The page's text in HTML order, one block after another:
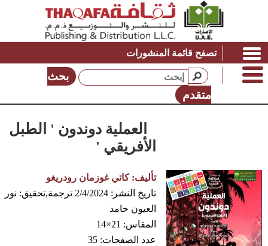
تصفح قائمة المنشورات
بحث
متقدم
العملية دوندون ' الطبل
الأفريقي '
تأليف:كاتي غوزمان رودريغو
تاريخ النشر: 2/4/2024 ترجمة,تحقيق: نور
العيون حامد
المقاس: 21×14
عدد الصفحات: 35